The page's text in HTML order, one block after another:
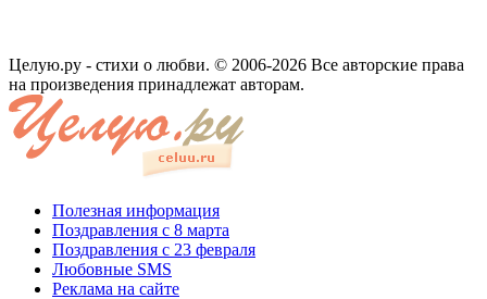
Целую.ру - стихи о любви. © 2006-2026 Все авторские права
на произведения принадлежат авторам.
Полезная информация
Поздравления с 8 марта
Поздравления с 23 февраля
Любовные SMS
Реклама на сайте